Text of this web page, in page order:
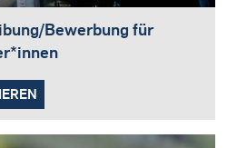
Bewerbung für